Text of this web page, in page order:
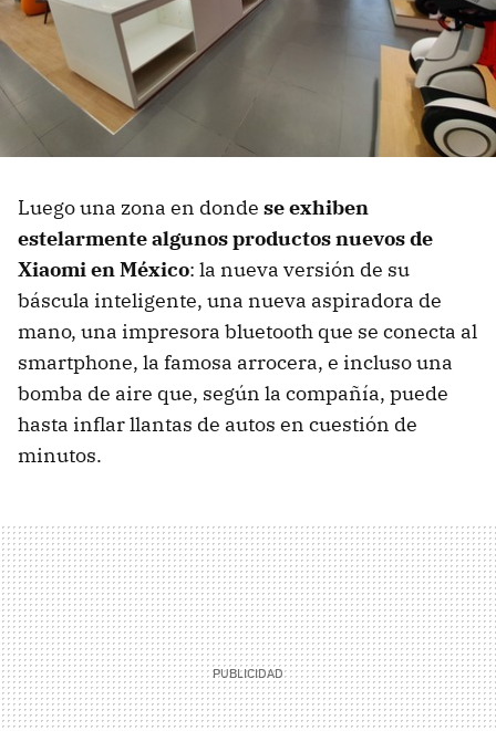
Luego una zona en donde se exhiben
estelarmente algunos productos nuevos de
Xiaomi en México: la nueva versión de su
báscula inteligente, una nueva aspiradora de
mano, una impresora bluetooth que se conecta al
smartphone, la famosa arrocera, e incluso una
bomba de aire que, según la compañía, puede
hasta inflar llantas de autos en cuestión de
minutos.